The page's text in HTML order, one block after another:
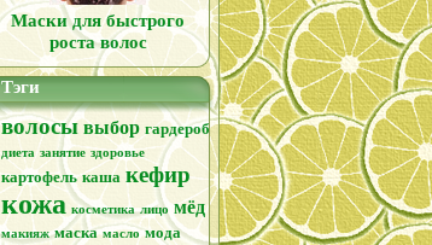
Маски для быстрого
роста волос
Тэги
волосы выбор гардероб
диета занятие здоровье
картофель каша кефир
кожа косметика лицо мёд
макияж маска масло мода